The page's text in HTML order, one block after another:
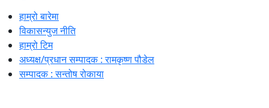
हाम्रो बारेमा
विकासन्युज नीति
हाम्रो टिम
अध्यक्ष/प्रधान सम्पादक : रामकृष्ण पौडेल
सम्पादक : सन्तोष रोकाया